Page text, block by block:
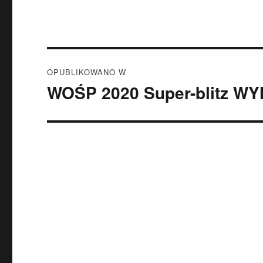
wpisu
OPUBLIKOWANO W
WOŚP 2020 Super-blitz